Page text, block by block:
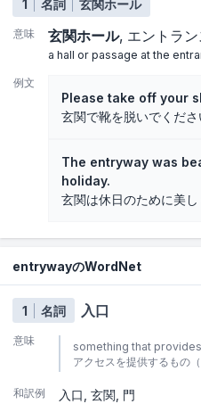
1 名詞 玄関ホール
意味 玄関ホール エントラン
a hall or passage at the
例文
Please take off your
玄関で靴を脱いでくださ
The entryway was
holiday.
玄関は休日のために美し
entrywayのWordNet
1 名詞 入口
意味
something that
アクセスを提供するもの
和訳例 入口 玄関 門